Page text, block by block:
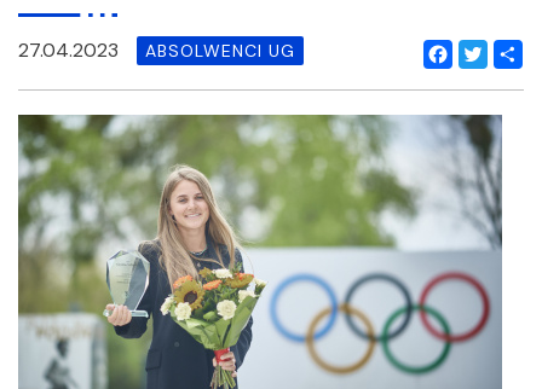
Facebook
Twitter
27.04.2023 ABSOLWENCI UG